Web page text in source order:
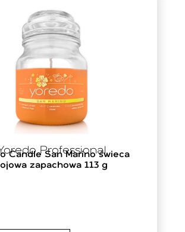
Professional
Candle San Marino świeca
zapachowa 113 g